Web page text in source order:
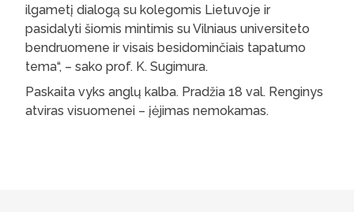
ilgametį dialogą su kolegomis Lietuvoje ir
pasidalyti šiomis mintimis su Vilniaus universiteto
bendruomene ir visais besidominčiais tapatumo
tema“, – sako prof. K. Sugimura.
Paskaita vyks anglų kalba. Pradžia 18 val. Renginys
atviras visuomenei – įėjimas nemokamas.